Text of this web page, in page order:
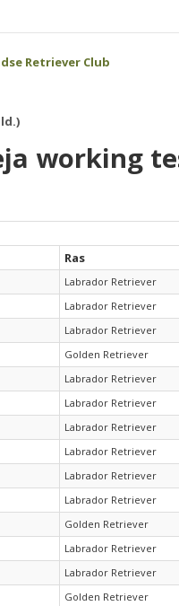
Retriever Club
working
Ras
Labrador Retriever
Labrador Retriever
Labrador Retriever
Golden Retriever
Labrador Retriever
Labrador Retriever
Labrador Retriever
Labrador Retriever
Labrador Retriever
Labrador Retriever
Golden Retriever
Labrador Retriever
Labrador Retriever
Golden Retriever